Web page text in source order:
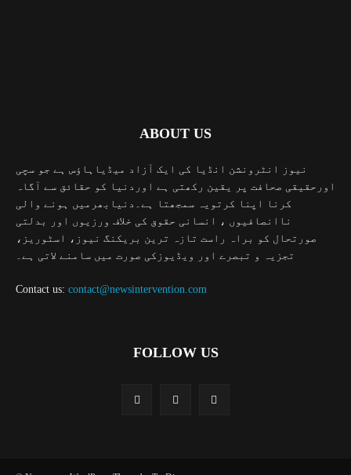
ABOUT US
نیوز انٹرونشن انڈیا کی ایک آزاد میڈیاہاؤس ہے جو سچی
اورحقیقی صحافت پر یقین رکھتی ہے اوردنیا کو حقائق سے آگاہ
کرنا اپنا کرتویہ سمجھتا ہے۔دنیابھرمیں ہونے والی
ناانصافیوں ، انسانی حقوق کی خلاف ورزیوں اور بدلتی
صورتحال کو براہ راست تازہ ترین بریکنگ نیوز، اسٹوریز،
تجزیہ و تبصرے اور ویڈیوزکی صورت میں سامنے لاتی ہے۔
Contact us: contact@newsintervention.com
FOLLOW US